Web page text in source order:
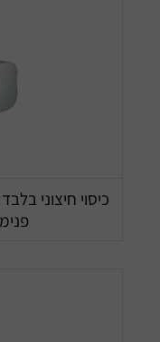
כיסוי חיצוני
פנימי